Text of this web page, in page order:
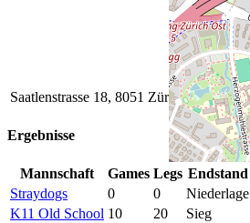
Saatlenstrasse 18, 8051 Zürich, Schweiz
Ergebnisse
Mannschaft Games Legs Endstand
Straydogs
0 0
Niederlage
K11 Old School 10 20 Sieg